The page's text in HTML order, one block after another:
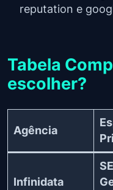
reputation e
Tabela
escolher?
Agência
Infinidata